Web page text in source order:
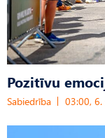
Pozitīvu
Sabiedrība 03:00,